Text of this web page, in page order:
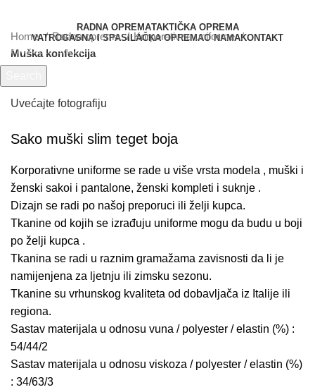
RADNA OPREMATAKTIČKA OPREMA
VATROGASNA I SPASILAČKA OPREMAO NAMAKONTAKT
Home Radna oprema
Korporativne uniforme
Muška konfekcija
Uvećajte fotografiju
Sako muški slim teget boja
Korporativne uniforme se rade u više vrsta modela , muški i
ženski sakoi i pantalone, ženski kompleti i suknje .
Dizajn se radi po našoj preporuci ili želji kupca.
Tkanine od kojih se izrađuju uniforme mogu da budu u boji
po želji kupca .
Tkanina se radi u raznim gramažama zavisnosti da li je
namijenjena za ljetnju ili zimsku sezonu.
Tkanine su vrhunskog kvaliteta od dobavljača iz Italije ili
regiona.
Sastav materijala u odnosu vuna / polyester / elastin (%) :
54/44/2
Sastav materijala u odnosu viskoza / polyester / elastin (%)
: 34/63/3
Počnite kucati da vidite proizvode koje tražite.